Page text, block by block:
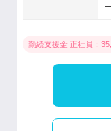
勤続支援金 正社員：